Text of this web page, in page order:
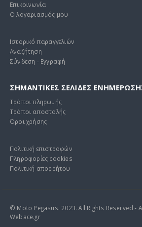
Επικοινωνία
Ο λογαριασμός μου
Ιστορικό παραγγελιών
Αναζήτηση
Σύνδεση - Εγγραφή
ΣΗΜΑΝΤΙΚΕΣ ΣΕΛΙΔΕΣ
Τρόποι πληρωμής
Τρόποι αποστολής
Όροι χρήσης
Πολιτική επιστροφών
Πληροφορίες cookies
Πολιτική απορρήτου
© Moto Pegasus. 2023. All Rights Reserved -
Webace.gr